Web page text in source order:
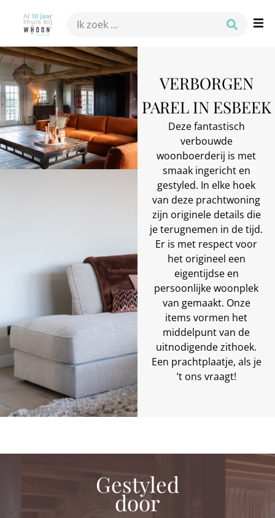
VERBORGEN
PAREL IN ESBEEK
Deze fantastisch
verbouwde
woonboerderij is met
smaak ingericht en
gestyled. In elke hoek
van deze prachtwoning
zijn originele details die
je terugnemen in de tijd.
Er is met respect voor
het origineel een
eigentijdse en
persoonlijke woonplek
van gemaakt. Onze
items vormen het
middelpunt van de
uitnodigende zithoek.
Een prachtplaatje, als je
’t ons vraagt!
Gestyled
door